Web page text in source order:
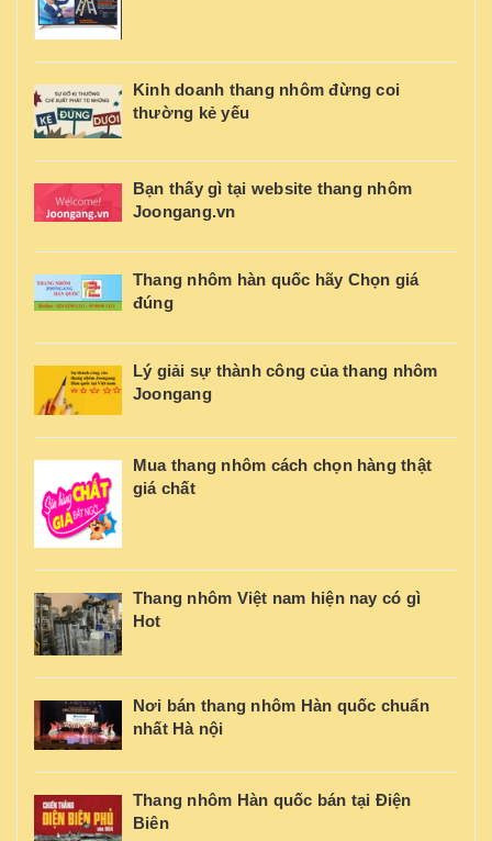
Kinh doanh thang nhôm đừng coi
thường kẻ yếu
Bạn thấy gì tại website thang nhôm
Joongang.vn
Thang nhôm hàn quốc hãy Chọn giá
đúng
Lý giải sự thành công của thang nhôm
Joongang
Mua thang nhôm cách chọn hàng thật
giá chất
Thang nhôm Việt nam hiện nay có gì
Hot
Nơi bán thang nhôm Hàn quốc chuẩn
nhất Hà nội
Thang nhôm Hàn quốc bán tại Điện
Biên